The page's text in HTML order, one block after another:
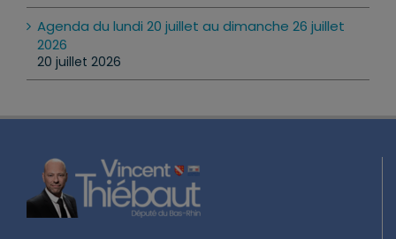
Agenda du lundi 20 juillet au dimanche 26 juillet
2026
20 juillet 2026